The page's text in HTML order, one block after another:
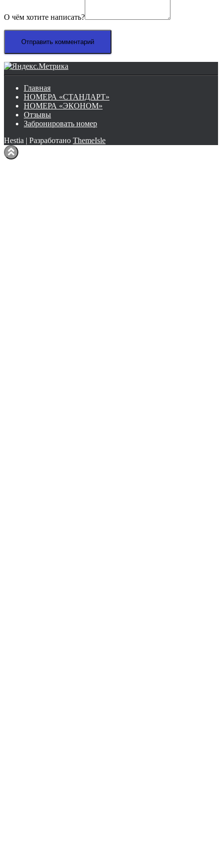
О чём хотите написать?
Главная
НОМЕРА «СТАНДАРТ»
НОМЕРА «ЭКОНОМ»
Отзывы
Забронировать номер
Hestia | Разработано ThemeIsle